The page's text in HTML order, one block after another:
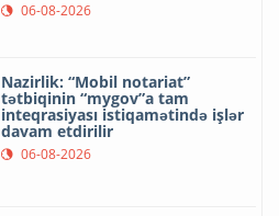
06-08-2026
Nazirlik: “Mobil notariat”
tətbiqinin “mygov”a tam
inteqrasiyası istiqamətində işlər
davam etdirilir
06-08-2026